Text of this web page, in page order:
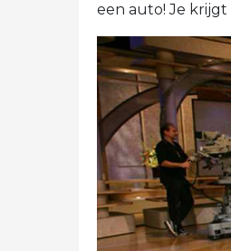
een auto! Je krijgt